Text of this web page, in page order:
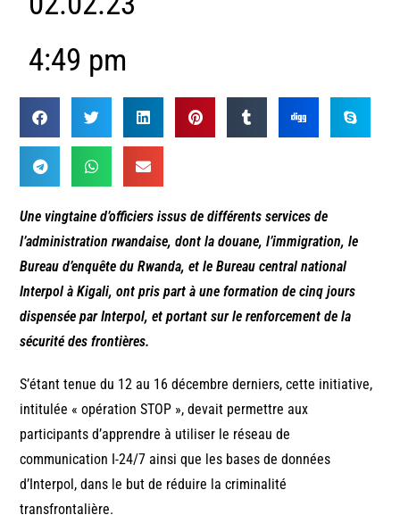
4:49 pm
Une vingtaine d’officiers issus de différents services de
l’administration rwandaise, dont la douane, l’immigration, le
Bureau d’enquête du Rwanda, et le Bureau central national
Interpol à Kigali, ont pris part à une formation de cinq jours
dispensée par Interpol, et portant sur le renforcement de la
sécurité des frontières.
S’étant tenue du 12 au 16 décembre derniers, cette initiative,
intitulée « opération STOP », devait permettre aux
participants d’apprendre à utiliser le réseau de
communication I-24/7 ainsi que les bases de données
d’Interpol, dans le but de réduire la criminalité
transfrontalière.